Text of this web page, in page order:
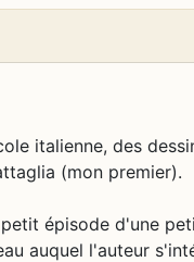
italienne, des
(mon premier).
épisode d'une
auquel l'auteur